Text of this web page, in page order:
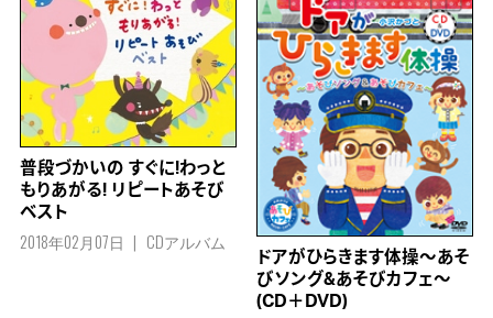
普段づかいの すぐに!わっと
もりあがる! リピートあそび
ベスト
2018年02月07日 CDアルバム
ドアがひらきます体操～あそ
びソング&あそびカフェ～
(CD＋DVD)